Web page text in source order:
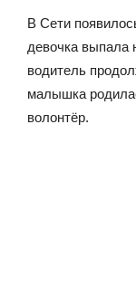
В Сети
девочка выпала
водитель
малышка
волонтёр.